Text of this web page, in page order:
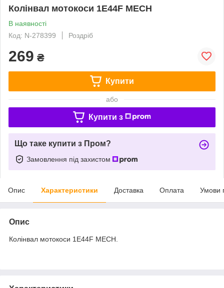
Колінвал мотокоси 1E44F MECH
В наявності
Код: N-278399
Роздріб
269 ₴
Купити
або
Купити з
Що таке купити з Пром?
Замовлення під захистом
Опис Характеристики Доставка Оплата Умови
Опис
Колінвал мотокоси 1E44F MECH.